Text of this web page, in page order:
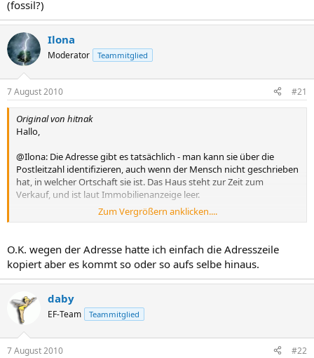
(fossil?)
Ilona
Moderator Teammitglied
7 August 2010 #21
Original von hitnak
Hallo,
@Ilona: Die Adresse gibt es tatsächlich - man kann sie über die
Postleitzahl identifizieren, auch wenn der Mensch nicht geschrieben
hat, in welcher Ortschaft sie ist. Das Haus steht zur Zeit zum
Verkauf, und ist laut Immobilienanzeige leer.
Die Telefonnummern scheinen Online-Nummern zu sein.
Eine Limited unter dieser Registrierung gibt es nicht.
Wer noch zweifelt: Da ist ein Möchtegern-Betrüger am Werk.
Zum Vergrößern anklicken....
O.K. wegen der Adresse hatte ich einfach die Adresszeile
kopiert aber es kommt so oder so aufs selbe hinaus.
daby
EF-Team Teammitglied
7 August 2010 #22